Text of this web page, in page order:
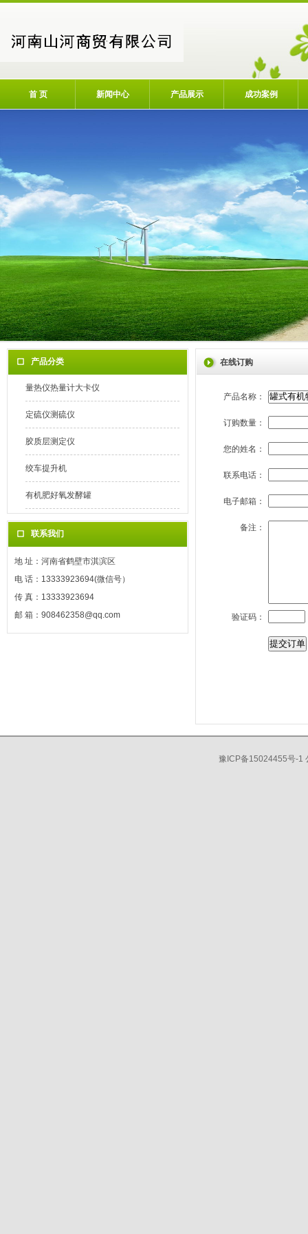
首 页 新闻中心 产品展示 成功案例
产品分类
量热仪热量计大卡仪
定硫仪测硫仪
胶质层测定仪
绞车提升机
有机肥好氧发酵罐
联系我们
地 址：河南省鹤壁市淇滨区
电 话：13333923694(微信号）
传 真：13333923694
邮 箱：908462358@qq.com
在线订购
产品名称：
订购数量：
您的姓名：
联系电话：
电子邮箱：
备注：
验证码：
豫ICP备15024455号-1